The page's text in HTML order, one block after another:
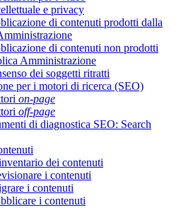
e privacy
di contenuti prodotti dalla
di contenuti non prodotti
Amministrazione
dei soggetti ritratti
per i motori di ricerca (SEO)
on-page
off-page
di diagnostica SEO: Search
dei contenuti
i contenuti
i contenuti
i contenuti